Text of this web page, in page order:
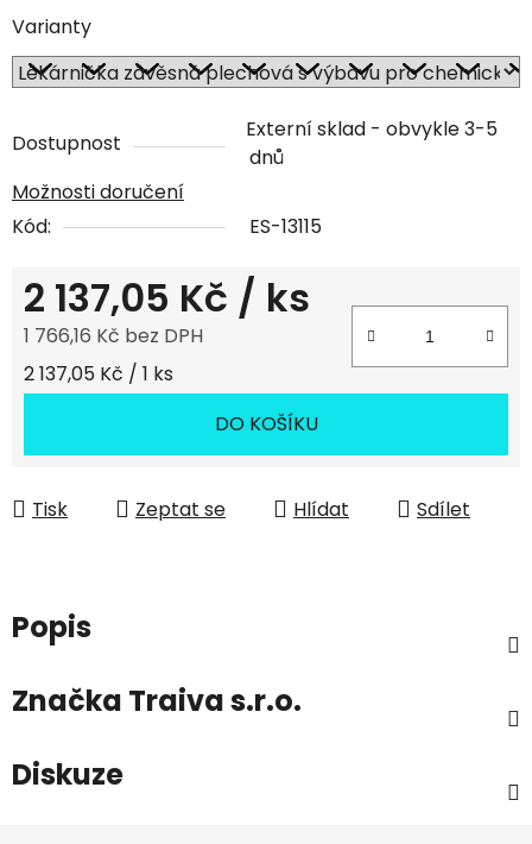
Varianty
Dostupnost
Externí sklad - obvykle 3-5
dnů
Možnosti doručení
Kód:
ES-13115
2 137,05 Kč / ks
1 766,16 Kč bez DPH
Měrná cena:
2 137,05 Kč / 1 ks
DO KOŠÍKU
Tisk Zeptat se Hlídat Sdílet
Popis
Značka Traiva s.r.o.
Diskuze